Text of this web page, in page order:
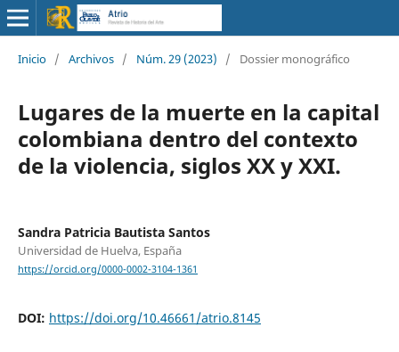
Inicio / Archivos / Núm. 29 (2023) / Dossier monográfico
Lugares de la muerte en la capital
colombiana dentro del contexto
de la violencia, siglos XX y XXI.
Sandra Patricia Bautista Santos
Universidad de Huelva, España
https://orcid.org/0000-0002-3104-1361
DOI: https://doi.org/10.46661/atrio.8145